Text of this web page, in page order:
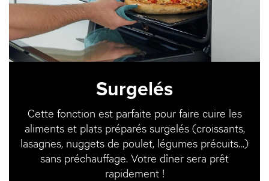
Surgelés
Cette fonction est parfaite pour faire cuire les
aliments et plats préparés surgelés (croissants,
lasagnes, nuggets de poulet, légumes précuits…)
sans préchauffage. Votre dîner sera prêt
rapidement !